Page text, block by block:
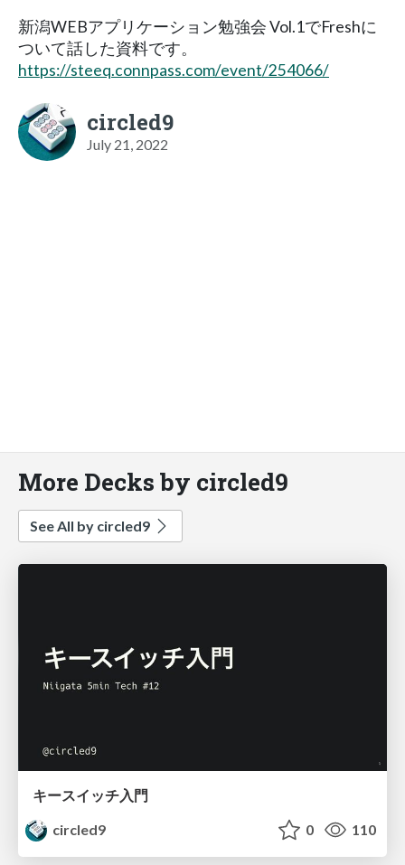
新潟WEBアプリケーション勉強会 Vol.1でFreshに
ついて話した資料です。
https://steeq.connpass.com/event/254066/
circled9
July 21, 2022
More Decks by circled9
See All by circled9
キースイッチ入門
circled9
0 110